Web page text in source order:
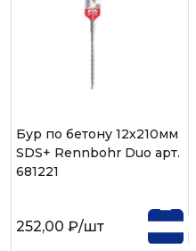
Бур по бетону 12х210мм
SDS+ Rennbohr Duo арт.
681221
252,00 ₽/шт